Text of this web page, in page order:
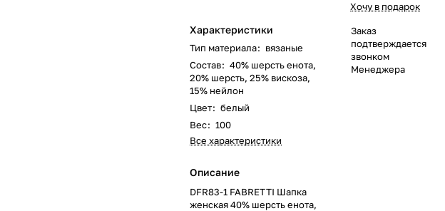
Характеристики
Тип материала: вязаные
Состав: 40% шерсть енота,
20% шерсть, 25% вискоза,
15% нейлон
Цвет: белый
Вес: 100
Все характеристики
Описание
DFR83-1 FABRETTI Шапка
женская 40% шерсть енота,
Хочу в подарок
Заказ
подтверждается
звонком
Менеджера